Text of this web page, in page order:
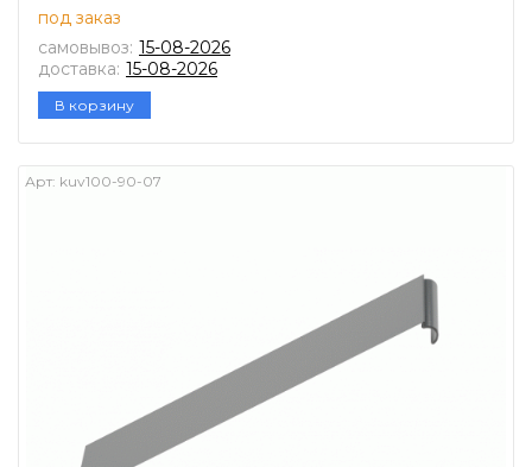
под заказ
самовывоз: 15-08-2026
доставка: 15-08-2026
В корзину
Арт: kuv100-90-07